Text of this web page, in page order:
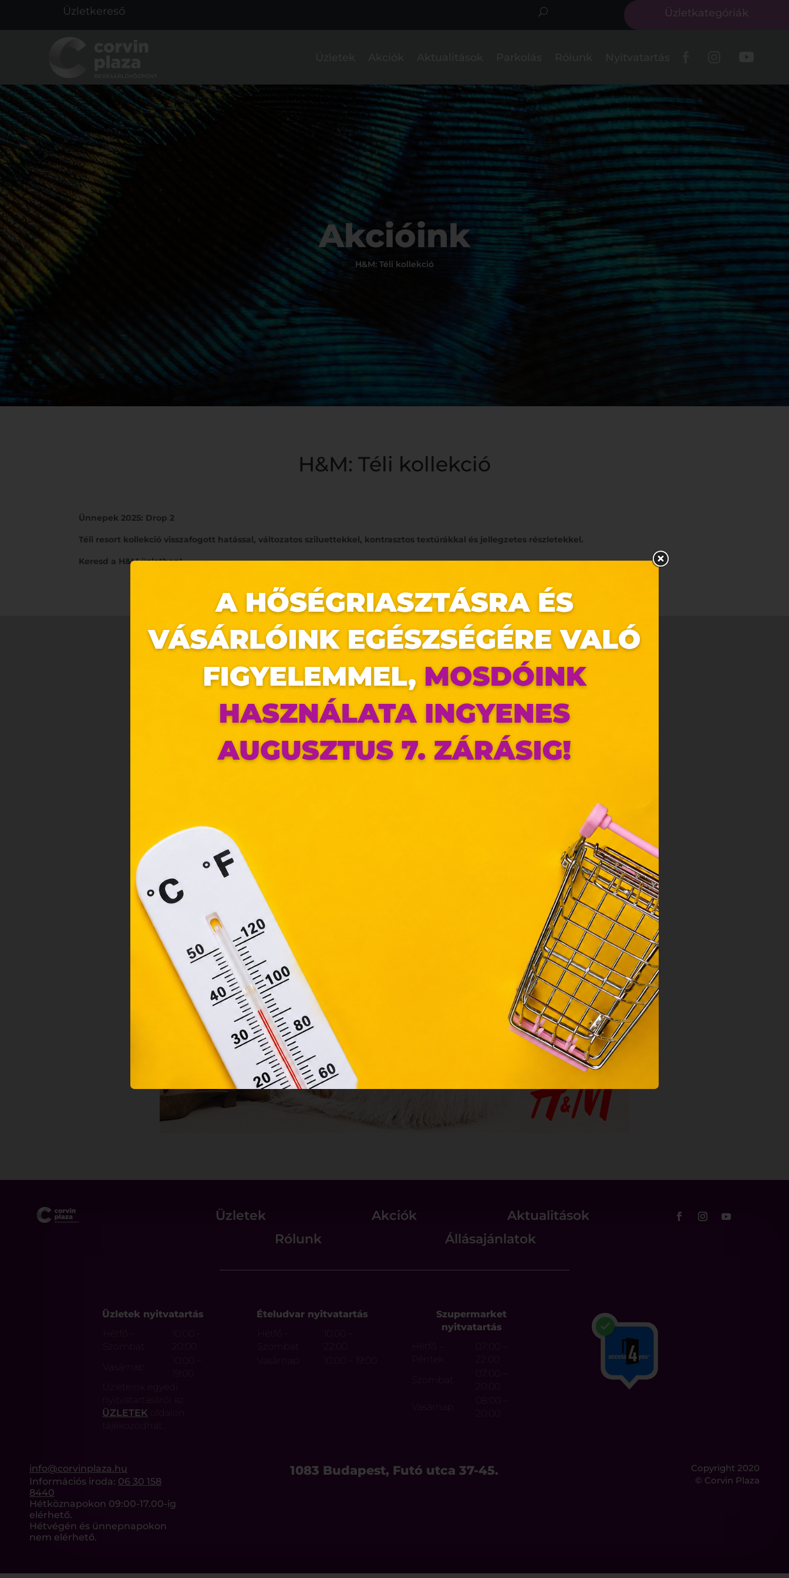
Üzletkategóriák
Akcióink
H&M: Téli kollekció
H&M: Téli kollekció
Ünnepek 2025: Drop 2
Téli resort kollekció visszafogott hatással, változatos sziluettekkel, kontrasztos textúrákkal és jellegzetes részletekkel.
Keresd a H&M üzletben!
Üzletek Akciók
Aktualitások
Rólunk
Állásajánlatok
Üzletek nyitvatartás
Hétfő –
Szombat
20:00
Vasárnap
Üzleteink egyedi
nyitvatartásáról az
ÜZLETEK oldalon
tájékozódhat.
Ételudvar nyitvatartás
Hétfő –
Szombat
22:00
Vasárnap
Szupermarket
nyitvatartás
Hétfő –
Péntek
22:00
Szombat
20:00
Vasárnap
08:00 –
20:00
info@corvinplaza.hu
Információs iroda: 06 30 158
8440
Hétköznapokon 09:00-17.00-ig
elérhető.
Hétvégén és ünnepnapokon
nem elérhető.
1083 Budapest, Futó utca 37-45.
Copyright 2020
© Corvin Plaza
Ez az oldal sütiket használ
Weboldalunkon „cookie"-kat (továbbiakban „süti") alkalmazunk.
Ezek olyan fájlok, melyek információt tárolnak webes
országain belül működnek, a „sütik" használatához, és ezeknek a
felhasználó számítógépén vagy egyéb eszközén történő tárolásához
a felhasználók hozzájárulását kell kérniük.